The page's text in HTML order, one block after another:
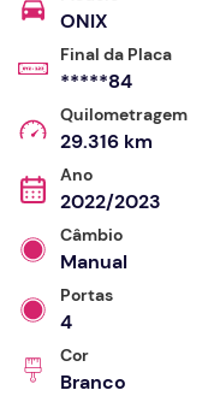
ONIX
Final da Placa
*****84
Quilometragem
29.316 km
Ano
2022/2023
Câmbio
Manual
Portas
4
Cor
Branco